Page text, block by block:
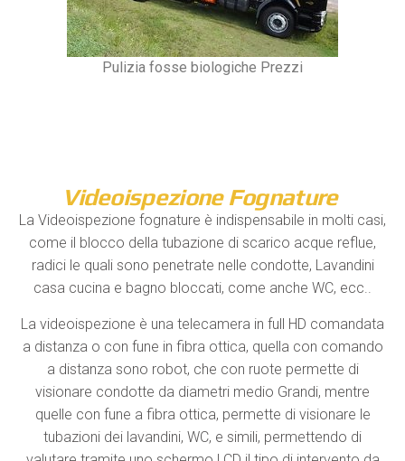
Pulizia fosse biologiche Prezzi
Videoispezione Fognature
La Videoispezione fognature è indispensabile in molti casi,
come il blocco della tubazione di scarico acque reflue,
radici le quali sono penetrate nelle condotte, Lavandini
casa cucina e bagno bloccati, come anche WC, ecc..
La videoispezione è una telecamera in full HD comandata
a distanza o con fune in fibra ottica, quella con comando
a distanza sono robot, che con ruote permette di
visionare condotte da diametri medio Grandi, mentre
quelle con fune a fibra ottica, permette di visionare le
tubazioni dei lavandini, WC, e simili, permettendo di